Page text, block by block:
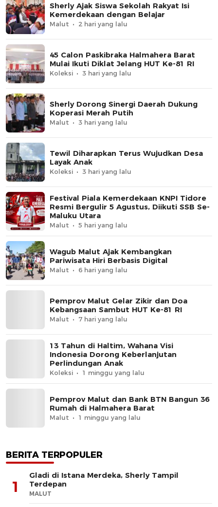
Sherly Ajak Siswa Sekolah Rakyat Isi
Kemerdekaan dengan Belajar
Malut 2 hari yang lalu
45 Calon Paskibraka Halmahera Barat
Mulai Ikuti Diklat Jelang HUT Ke-81 RI
Koleksi 3 hari yang lalu
Sherly Dorong Sinergi Daerah Dukung
Koperasi Merah Putih
Malut 3 hari yang lalu
Tewil Diharapkan Terus Wujudkan Desa
Layak Anak
Koleksi 3 hari yang lalu
Festival Piala Kemerdekaan KNPI Tidore
Resmi Bergulir 5 Agustus, Diikuti SSB Se-
Maluku Utara
Malut 5 hari yang lalu
Wagub Malut Ajak Kembangkan
Pariwisata Hiri Berbasis Digital
Malut 6 hari yang lalu
Pemprov Malut Gelar Zikir dan Doa
Kebangsaan Sambut HUT Ke-81 RI
Malut 7 hari yang lalu
13 Tahun di Haltim, Wahana Visi
Indonesia Dorong Keberlanjutan
Perlindungan Anak
Koleksi 1 minggu yang lalu
Pemprov Malut dan Bank BTN Bangun 36
Rumah di Halmahera Barat
Malut 1 minggu yang lalu
BERITA TERPOPULER
1
Gladi di Istana Merdeka, Sherly Tampil
Terdepan
MALUT